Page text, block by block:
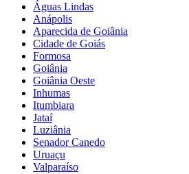
Águas Lindas
Anápolis
Aparecida de Goiânia
Cidade de Goiás
Formosa
Goiânia
Goiânia Oeste
Inhumas
Itumbiara
Jataí
Luziânia
Senador Canedo
Uruaçu
Valparaíso